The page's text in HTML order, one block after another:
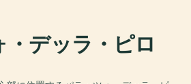
デッラ・ピロ